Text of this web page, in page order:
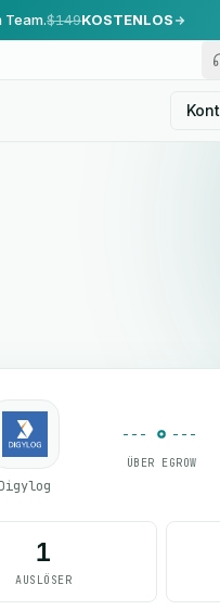
Team.$149KOSTENLOS
ÜBER EGROW
1
AUSLÖSER